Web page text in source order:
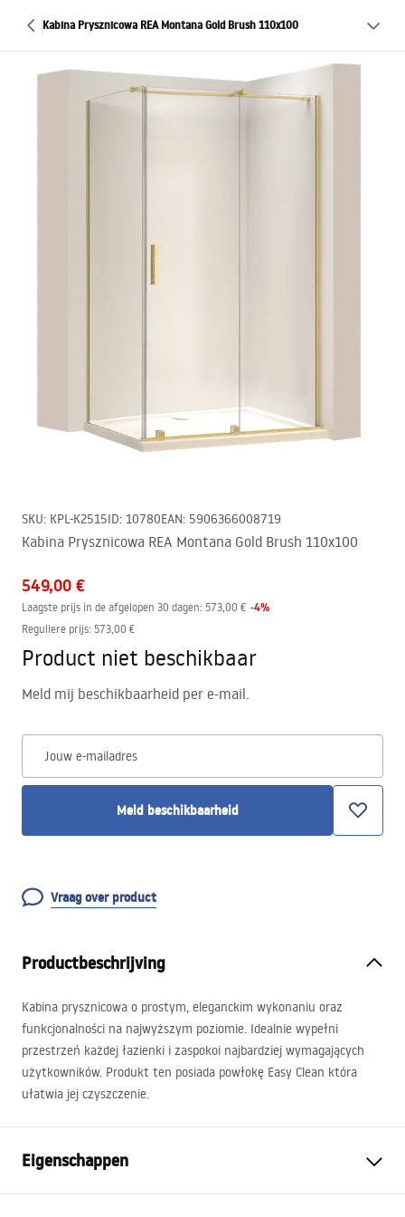
Kabina Prysznicowa REA Montana Gold Brush 110x100
SKU: KPL-K2515ID: 10780EAN: 5906366008719
Kabina Prysznicowa REA Montana Gold Brush 110x100
549,00 €
Laagste prijs in de afgelopen 30 dagen: 573,00 € -4%
Reguliere prijs: 573,00 €
Product niet beschikbaar
Meld mij beschikbaarheid per e-mail.
Jouw e-mailadres
Meld beschikbaarheid
Vraag over product
Productbeschrijving
Kabina prysznicowa o prostym, eleganckim wykonaniu oraz
funkcjonalności na najwyższym poziomie. Idealnie wypełni
przestrzeń każdej łazienki i zaspokoi najbardziej wymagających
użytkowników. Produkt ten posiada powłokę Easy Clean która
ułatwia jej czyszczenie.
Eigenschappen